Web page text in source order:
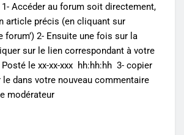
Accéder au forum soit directement,
article précis (en cliquant sur
forum’) 2- Ensuite une fois sur la
sur le lien correspondant à votre
le xx-xx-xxx hh:hh:hh 3- copier
dans votre nouveau commentaire
modérateur